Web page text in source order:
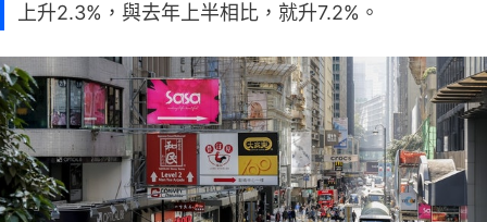
上升2.3%，與去年上半相比，就升7.2%。